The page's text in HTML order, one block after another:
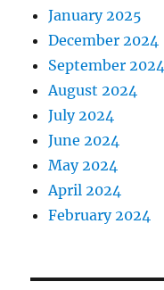
January 2025
December 2024
September 2024
August 2024
July 2024
June 2024
May 2024
April 2024
February 2024